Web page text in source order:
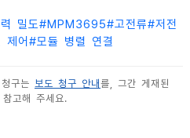
밀도#MPM3695#고전류#저전
제어 #모듈 병렬 연결
구는 보도 청구 안내 를, 그간 게재된
고해 주세요.